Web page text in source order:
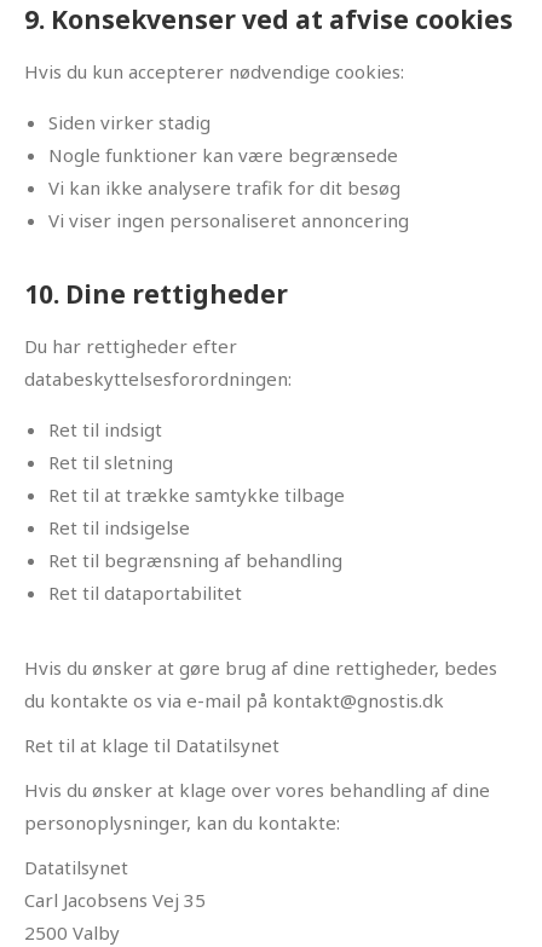
9. Konsekvenser ved at afvise cookies
Hvis du kun accepterer nødvendige cookies:
Siden virker stadig
Nogle funktioner kan være begrænsede
Vi kan ikke analysere trafik for dit besøg
Vi viser ingen personaliseret annoncering
10. Dine rettigheder
Du har rettigheder efter
databeskyttelsesforordningen:
Ret til indsigt
Ret til sletning
Ret til at trække samtykke tilbage
Ret til indsigelse
Ret til begrænsning af behandling
Ret til dataportabilitet
Hvis du ønsker at gøre brug af dine rettigheder, bedes
du kontakte os via e-mail på kontakt@gnostis.dk
Ret til at klage til Datatilsynet
Hvis du ønsker at klage over vores behandling af dine
personoplysninger, kan du kontakte:
Datatilsynet
Carl Jacobsens Vej 35
2500 Valby